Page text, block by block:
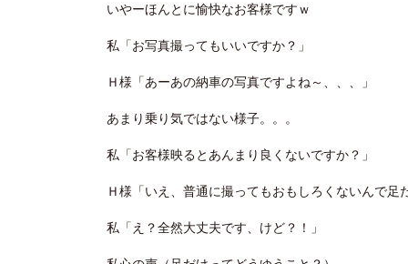
いやーほんとに愉快なお客様ですｗ
私「お写真撮ってもいいですか？」
Ｈ様「あーあの納車の写真ですよね～、、、」
あまり乗り気ではない様子。。。
私「お客様映るとあんまり良くないですか？」
Ｈ様「いえ、普通に撮ってもおもしろくないんで足
私「え？全然大丈夫です、けど？！」